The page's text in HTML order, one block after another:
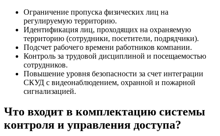
Ограничение пропуска физических лиц на
регулируемую территорию.
Идентификация лиц, проходящих на охраняемую
территорию (сотрудники, посетители, подрядчики).
Подсчет рабочего времени работников компании.
Контроль за трудовой дисциплиной и посещаемостью
сотрудников.
Повышение уровня безопасности за счет интеграции
СКУД с видеонаблюдением, охранной и пожарной
сигнализацией.
Что входит в комплектацию системы
контроля и управления доступа?